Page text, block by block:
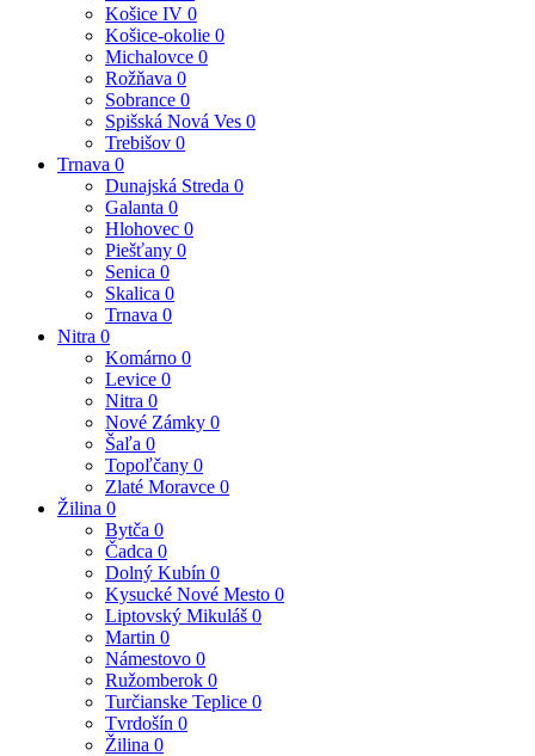
Košice IV 0
Košice-okolie 0
Michalovce 0
Rožňava 0
Sobrance 0
Spišská Nová Ves 0
Trebišov 0
Trnava 0
Dunajská Streda 0
Galanta 0
Hlohovec 0
Piešťany 0
Senica 0
Skalica 0
Trnava 0
Nitra 0
Komárno 0
Levice 0
Nitra 0
Nové Zámky 0
Šaľa 0
Topoľčany 0
Zlaté Moravce 0
Žilina 0
Bytča 0
Čadca 0
Dolný Kubín 0
Kysucké Nové Mesto 0
Liptovský Mikuláš 0
Martin 0
Námestovo 0
Ružomberok 0
Turčianske Teplice 0
Tvrdošín 0
Žilina 0